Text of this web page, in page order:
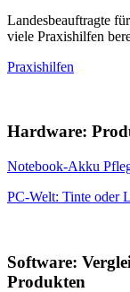
Landesbeauftragte
viele Praxishilfen
Praxishilfen
Hardware:
Notebook-Akku
PC-Welt: Tinte oder
Software:
Produkten